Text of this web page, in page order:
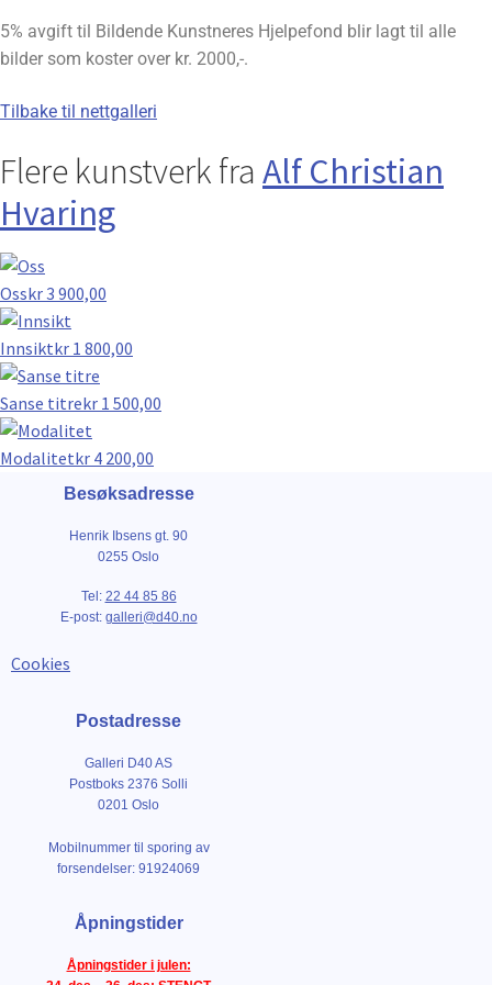
5% avgift til Bildende Kunstneres Hjelpefond blir lagt til alle
bilder som koster over kr. 2000,-.
Tilbake til nettgalleri
Flere kunstverk fra Alf Christian
Hvaring
Osskr3 900,00
Innsiktkr 1 800,00
Sanse titrekr 1 500,00
Modalitetkr 4 200,00
Besøksadresse
Henrik Ibsens gt. 90
0255 Oslo
Tel: 22 44 85 86
E-post: galleri@d40.no
Cookies
Postadresse
Galleri D40 AS
Postboks 2376 Solli
0201 Oslo
Mobilnummer til sporing av
forsendelser: 91924069
Åpningstider
Åpningstider i julen: